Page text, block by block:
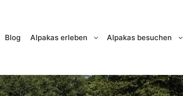
Blog Alpakas erleben Alpakas besuchen